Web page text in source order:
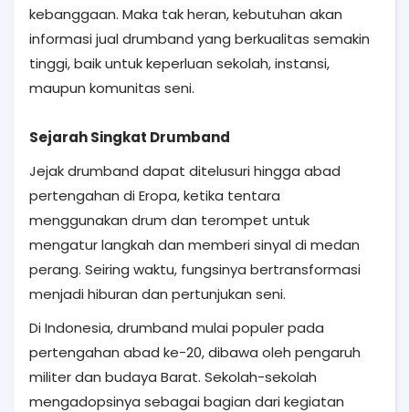
kebanggaan. Maka tak heran, kebutuhan akan
informasi jual drumband yang berkualitas semakin
tinggi, baik untuk keperluan sekolah, instansi,
maupun komunitas seni.
Sejarah Singkat Drumband
Jejak drumband dapat ditelusuri hingga abad
pertengahan di Eropa, ketika tentara
menggunakan drum dan terompet untuk
mengatur langkah dan memberi sinyal di medan
perang. Seiring waktu, fungsinya bertransformasi
menjadi hiburan dan pertunjukan seni.
Di Indonesia, drumband mulai populer pada
pertengahan abad ke-20, dibawa oleh pengaruh
militer dan budaya Barat. Sekolah-sekolah
mengadopsinya sebagai bagian dari kegiatan